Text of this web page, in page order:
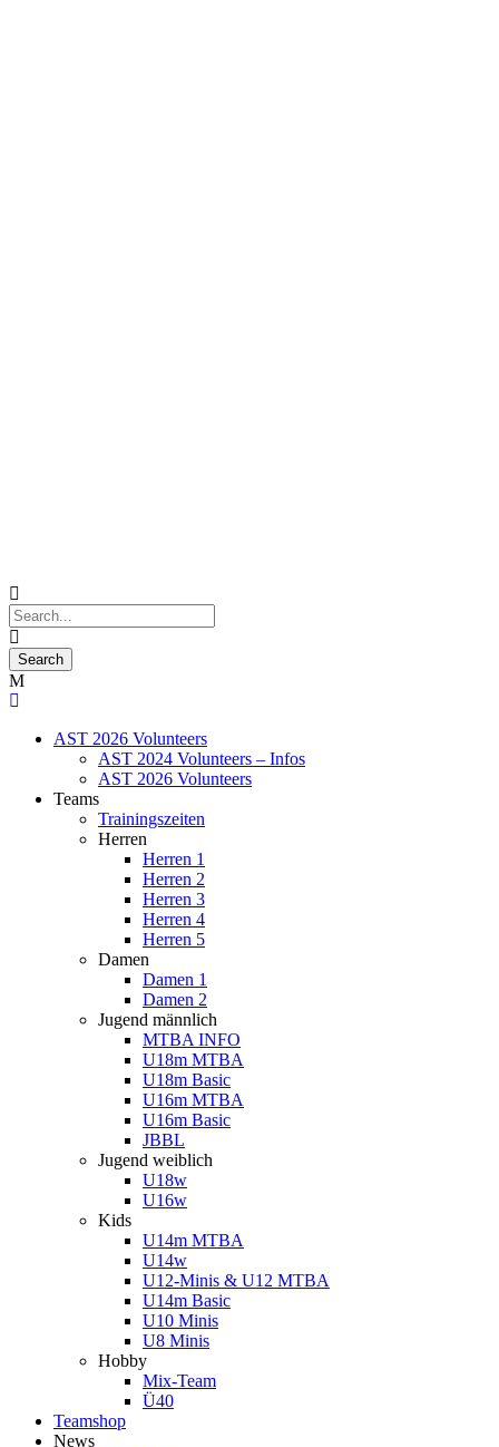
AST 2026 Volunteers
AST 2024 Volunteers – Infos
AST 2026 Volunteers
Teams
Trainingszeiten
Herren
Herren 1
Herren 2
Herren 3
Herren 4
Herren 5
Damen
Damen 1
Damen 2
Jugend männlich
MTBA INFO
U18m MTBA
U18m Basic
U16m MTBA
U16m Basic
JBBL
Jugend weiblich
U18w
U16w
Kids
U14m MTBA
U14w
U12-Minis & U12 MTBA
U14m Basic
U10 Minis
U8 Minis
Hobby
Mix-Team
Ü40
Teamshop
News